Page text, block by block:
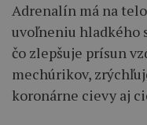
Adrenalín má na
uvoľneniu hladkého
čo zlepšuje prísun
mechúrikov,
koronárne cievy aj